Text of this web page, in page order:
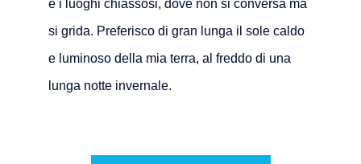
e i luoghi chiassosi, dove non si conversa ma
si grida. Preferisco di gran lunga il sole caldo
e luminoso della mia terra, al freddo di una
lunga notte invernale.